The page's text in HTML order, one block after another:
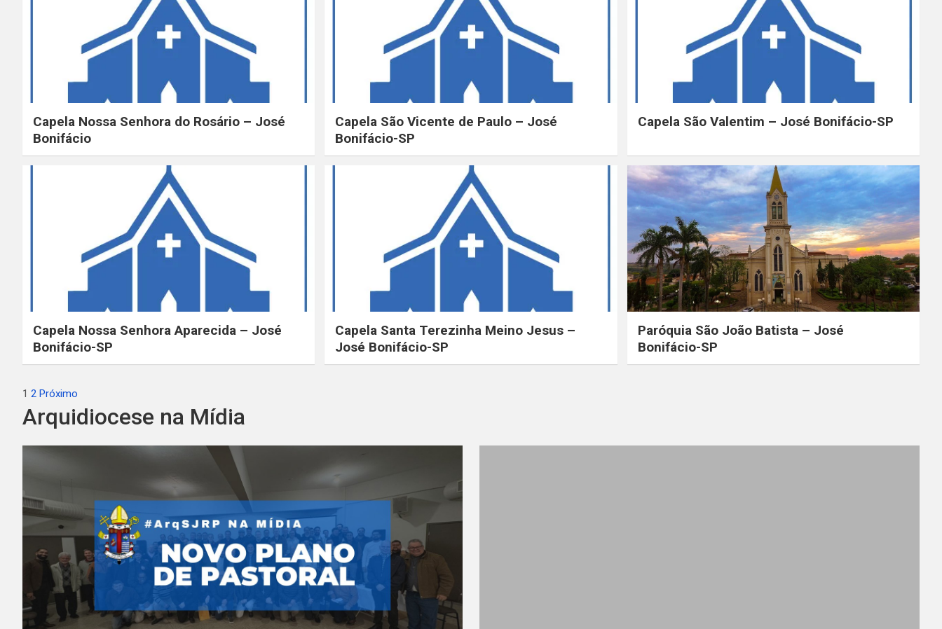
Capela Nossa Senhora do Rosário – José
Bonifácio
Capela São Vicente de Paulo – José
Bonifácio-SP
Capela São Valentim – José Bonifácio-SP
Capela Nossa Senhora Aparecida – José
Bonifácio-SP
Capela Santa Terezinha Meino Jesus –
José Bonifácio-SP
Paróquia São João Batista – José
Bonifácio-SP
Paginação
de
posts
1 2 Próximo
Arquidiocese na Mídia